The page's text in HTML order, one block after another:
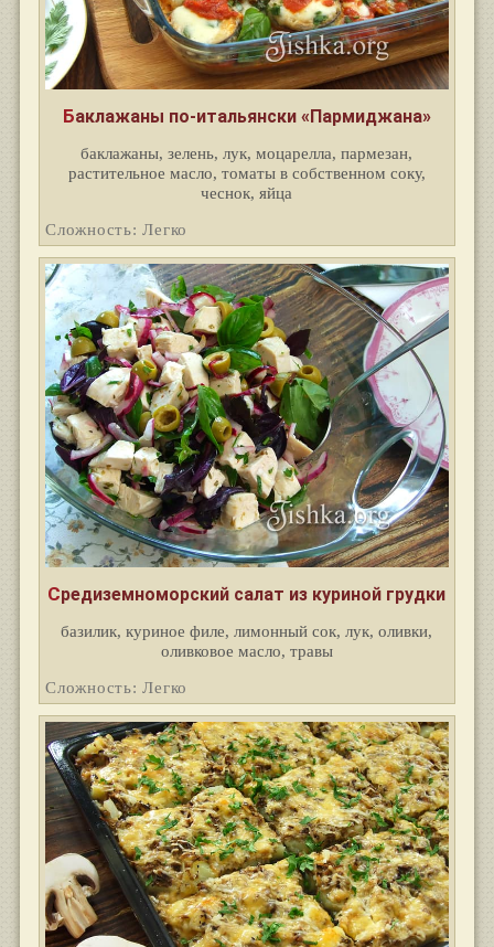
Баклажаны по-итальянски «Пармиджана»
баклажаны, зелень, лук, моцарелла, пармезан,
растительное масло, томаты в собственном соку,
чеснок, яйца
Сложность: Легко
Средиземноморский салат из куриной грудки
базилик, куриное филе, лимонный сок, лук, оливки,
оливковое масло, травы
Сложность: Легко